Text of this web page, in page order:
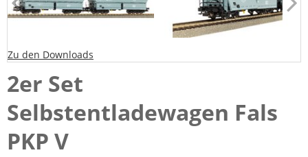
Zu den Downloads
2er Set
Selbstentladewagen Fals
PKP V